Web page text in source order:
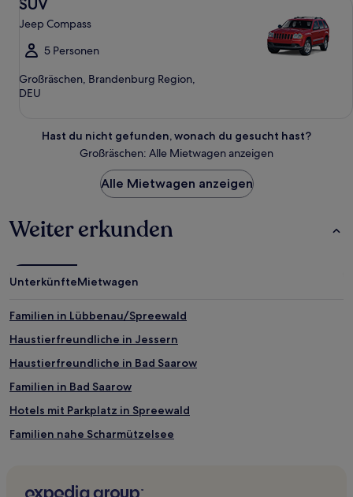
SUV
Jeep Compass
5 Personen
Großräschen, Brandenburg Region,
DEU
Hast du nicht gefunden, wonach du gesucht hast?
Großräschen: Alle Mietwagen anzeigen
Alle Mietwagen anzeigen
Weiter erkunden
UnterkünfteMietwagen
Familien in Lübbenau/Spreewald
Haustierfreundliche in Jessern
Haustierfreundliche in Bad Saarow
Familien in Bad Saarow
Hotels mit Parkplatz in Spreewald
Familien nahe Scharmützelsee